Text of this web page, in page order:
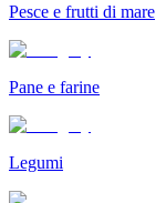
Pesce e frutti di mare
Pane e farine
Legumi